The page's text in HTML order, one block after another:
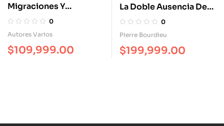
Migraciones Y
Desarrollo. El
Codesarrollo: Del
0
Autores Varios
$109,999.00
La Doble Ausencia De
Las Ilusiones Del
Emigrado A Los
Inmigrado
0
Pierre Bourdieu
$199,999.00